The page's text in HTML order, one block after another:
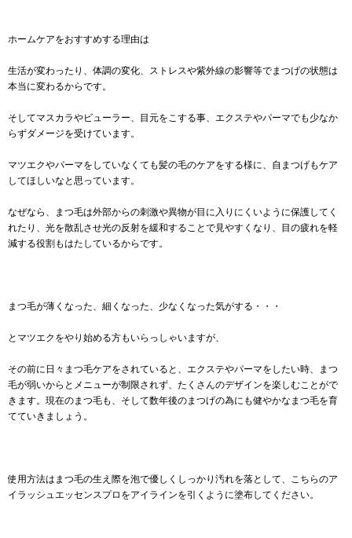
ホームケアをおすすめする理由は
生活が変わったり、体調の変化、ストレスや紫外線の影響等でまつげの状態は
本当に変わるからです。
そしてマスカラやビューラー、目元をこする事、エクステやパーマでも少なか
らずダメージを受けています。
マツエクやパーマをしていなくても髪の毛のケアをする様に、自まつげもケア
してほしいなと思っています。
なぜなら、まつ毛は外部からの刺激や異物が目に入りにくいように保護してく
れたり、光を散乱させ光の反射を緩和することで見やすくなり、目の疲れを軽
減する役割もはたしているからです。
まつ毛が薄くなった、細くなった、少なくなった気がする・・・
とマツエクをやり始める方もいらっしゃいますが、
その前に日々まつ毛ケアをされていると、エクステやパーマをしたい時、まつ
毛が弱いからとメニューが制限されず、たくさんのデザインを楽しむことがで
きます。現在のまつ毛も、そして数年後のまつげの為にも健やかなまつ毛を育
てていきましょう。
使用方法はまつ毛の生え際を泡で優しくしっかり汚れを落として、こちらのア
イラッシュエッセンスプロをアイラインを引くように塗布してください。